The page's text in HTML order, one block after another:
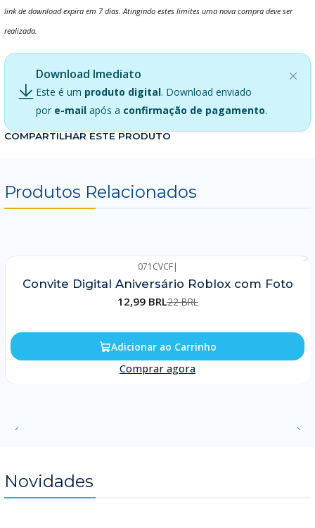
link de download expira em 7 dias. Atingindo estes limites uma nova compra deve ser
realizada.
Download Imediato
Este é um produto digital. Download enviado
por e-mail após a confirmação de pagamento.
COMPARTILHAR ESTE PRODUTO
Produtos Relacionados
071CVCF|
Convite Digital Aniversário Roblox com Foto
12,99 BRL22 BRL
Adicionar ao Carrinho
Comprar agora
Novidades